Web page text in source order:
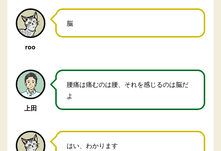
roo
脳
上田
腰痛は痛むのは腰、それを感じるのは脳だ
よ
はい、わかります